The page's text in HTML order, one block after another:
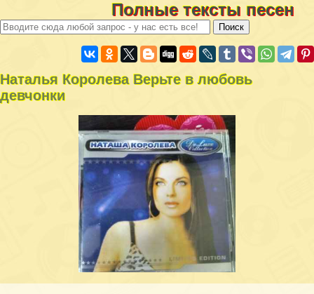
Полные тексты песен
Наталья Королева Верьте в любовь
девчонки